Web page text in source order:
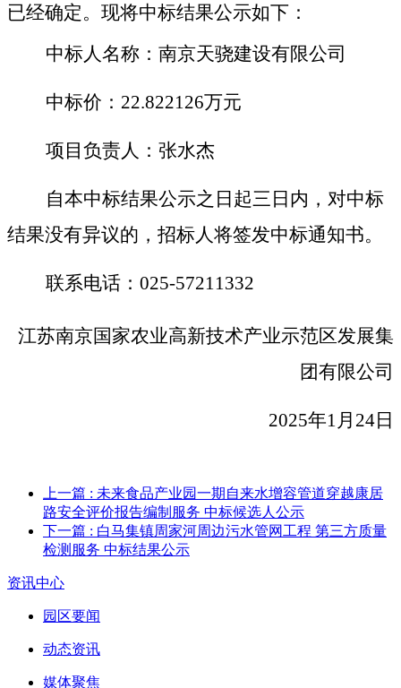
已经确定。现将中标结果公示如下：
中标人名称： 南京天骁建设有限公司
中标价： 22.822126万元
项目负责人：张水杰
自本中标结果公示之日起三 日内，对中标
结果没有异议的，招标人将签发中标通知书。
联系电话 ： 025-57211332
江苏南京国家农业高新技术产业示范区发展集
团有限公司
2025年1月 24日
上一篇 : 未来食品产业园一期自来水增容管道穿越康居
路安全评价报告编制服务 中标候选人公示
下一篇 : 白马集镇周家河周边污水管网工程 第三方质量
检测服务 中标结果公示
资讯中心
园区要闻
动态资讯
媒体聚焦